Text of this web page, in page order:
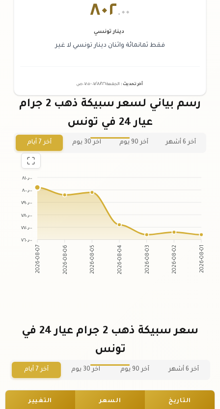
٨٠٢.٠٠
دينار تونسي
فقط ثمانمائة واثنان دينار تونسي لا غير
آخر تحديث : الجمعة ٠٧ /٠٨/٢٠٢٦ - ٠٧:٠٥ ص
رسم بياني لسعر سبيكة ذهب 2 جرام
عيار 24 في تونس
آخر 6 أشهر آخر 90 يوم آخر 30 يوم آخر 7 أيام
٨١٠٫٠٠
٨٠٠٫٠٠
٧٩٠٫٠٠
٧٨٠٫٠٠
٧٧٠٫٠٠
٧٦٠٫٠٠
2026-08-07 2026-08-06 2026-08-05 2026-08-04 2026-08-03 2026-08-02 2026-08-01
سعر سبيكة ذهب 2 جرام عيار 24 في
تونس
آخر 6 أشهر آخر 90 يوم آخر 30 يوم آخر 7 أيام
التاريخ السعر التغيير